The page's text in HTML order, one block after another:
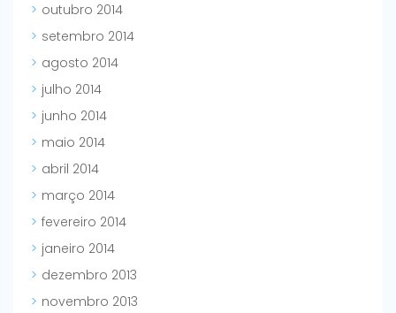
outubro 2014
setembro 2014
agosto 2014
julho 2014
junho 2014
maio 2014
abril 2014
março 2014
fevereiro 2014
janeiro 2014
dezembro 2013
novembro 2013